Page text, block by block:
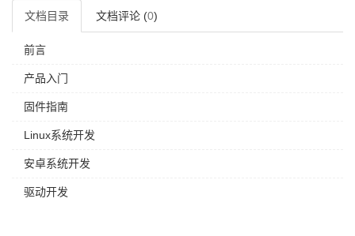
文档目录 文档评论 (0)
前言
产品入门
固件指南
Linux系统开发
安卓系统开发
驱动开发